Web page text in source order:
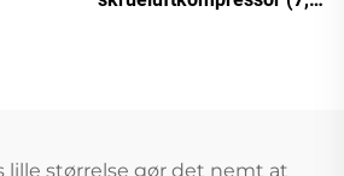
lille størrelse gør det nemt at